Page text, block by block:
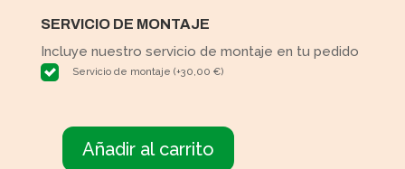
SERVICIO DE MONTAJE
Incluye nuestro servicio de montaje en tu pedido
Servicio de montaje (+30,00 €)
Cama
Añadir al carrito